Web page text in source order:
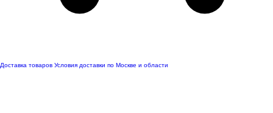
Доставка товаров Условия доставки по Москве и области